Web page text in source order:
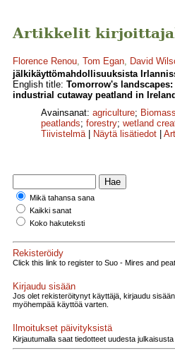
Artikkelit
Florence Renou, Tom Egan, David
jälkikäyttömahdollisuuksista
English title: Tomorrow's
industrial cutaway peatland in
Avainsanat: agriculture; Biomass
peatlands; forestry; wetland
Tiivistelmä| Näytä lisätiedot
Mikä tahansa sana
Kaikki sanat
Koko hakuteksti
Rekisteröidy
Click this link to register to Suo - Mires and peat.
Kirjaudu sisään
Jos olet rekisteröitynyt käyttäjä, kirjaudu
myöhempää käyttöä varten.
Ilmoitukset päivityksistä
Kirjautumalla saat tiedotteet uudesta julkaisusta